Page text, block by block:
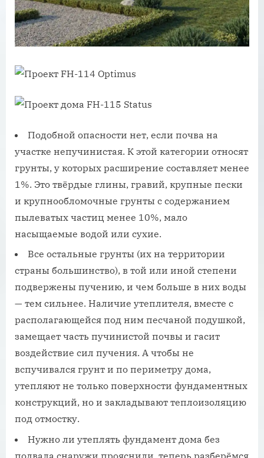
Подобной опасности нет, если почва на
участке непучинистая. К этой категории относят
грунты, у которых расширение составляет менее
1%. Это твёрдые глины, гравий, крупные пески
и крупнообломочные грунты с содержанием
пылеватых частиц менее 10%, мало
насыщаемые водой или сухие.
Все остальные грунты (их на территории
страны большинство), в той или иной степени
подвержены пучению, и чем больше в них воды
— тем сильнее. Наличие утеплителя, вместе с
располагающейся под ним песчаной подушкой,
замещает часть пучинистой почвы и гасит
воздействие сил пучения. А чтобы не
вспучивался грунт и по периметру дома,
утепляют не только поверхности фундаментных
конструкций, но и закладывают теплоизоляцию
под отмостку.
Нужно ли утеплять фундамент дома без
подвала снаружи прояснили, теперь разберёмся